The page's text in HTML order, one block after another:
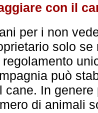
con il
per i non
solo se
regolamento
può
cane. In
di animali